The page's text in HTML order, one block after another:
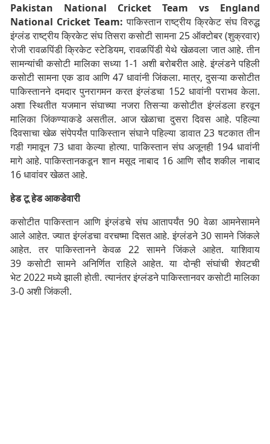
Pakistan National Cricket Team vs England
National Cricket Team: पाकिस्तान राष्ट्रीय क्रिकेट संघ विरुद्ध
इंग्लंड राष्ट्रीय क्रिकेट संघ तिसरा कसोटी सामना 25 ऑक्टोबर (शुक्रवार)
रोजी रावळपिंडी क्रिकेट स्टेडियम, रावळपिंडी येथे खेळवला जात आहे. तीन
सामन्यांची कसोटी मालिका सध्या 1-1 अशी बरोबरीत आहे. इंग्लंडने पहिली
कसोटी सामना एक डाव आणि 47 धावांनी जिंकला. मात्र, दुसऱ्या कसोटीत
पाकिस्तानने दमदार पुनरागमन करत इंग्लंडचा 152 धावांनी पराभव केला.
अशा स्थितीत यजमान संघाच्या नजरा तिसऱ्या कसोटीत इंग्लंडला हरवून
मालिका जिंकण्याकडे असतील. आज खेळाचा दुसरा दिवस आहे. पहिल्या
दिवसाचा खेळ संपेपर्यंत पाकिस्तान संघाने पहिल्या डावात 23 षटकात तीन
गडी गमावून 73 धावा केल्या होत्या. पाकिस्तान संघ अजूनही 194 धावांनी
मागे आहे. पाकिस्तानकडून शान मसूद नाबाद 16 आणि सौद शकील नाबाद
16 धावांवर खेळत आहे.
हेड टू हेड आकडेवारी
कसोटीत पाकिस्तान आणि इंग्लंडचे संघ आतापर्यंत 90 वेळा आमनेसामने
आले आहेत. ज्यात इंग्लंडचा वरचष्मा दिसत आहे. इंग्लंडने 30 सामने जिंकले
आहेत. तर पाकिस्तानने केवळ 22 सामने जिंकले आहेत. याशिवाय
39 कसोटी सामने अनिर्णित राहिले आहेत. या दोन्ही संघांची शेवटची
भेट 2022 मध्ये झाली होती. त्यानंतर इंग्लंडने पाकिस्तानवर कसोटी मालिका
3-0 अशी जिंकली.